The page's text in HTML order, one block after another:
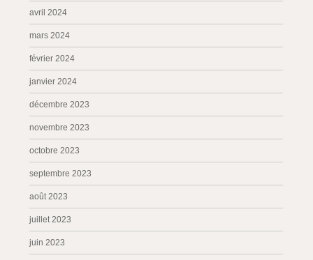
avril 2024
mars 2024
février 2024
janvier 2024
décembre 2023
novembre 2023
octobre 2023
septembre 2023
août 2023
juillet 2023
juin 2023